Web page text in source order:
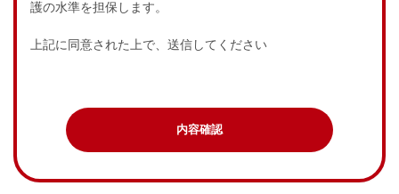
護の水準を担保します。
上記に同意された上で、送信してください
内容確認